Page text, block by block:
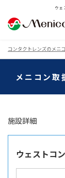
ウェ
コンタクトレンズのメニ
メニコン
施設詳細
ウェストコ